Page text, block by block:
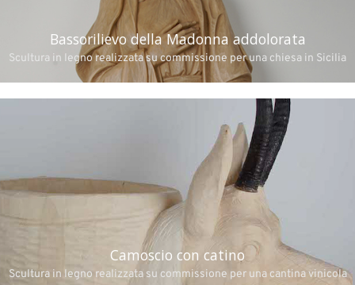
Bassorilievo della Madonna addolorata
Scultura in legno realizzata su commissione per una chiesa in Sicilia
Camoscio con catino
Scultura in legno realizzata su commissione per una cantina vinicola